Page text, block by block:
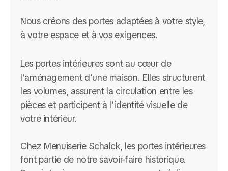
Nous créons des portes adaptées à votre style,
à votre espace et à vos exigences.
Les portes intérieures sont au cœur de
l’aménagement d’une maison. Elles structurent
les volumes, assurent la circulation entre les
pièces et participent à l’identité visuelle de
votre intérieur.
Chez Menuiserie Schalck, les portes intérieures
font partie de notre savoir-faire historique.